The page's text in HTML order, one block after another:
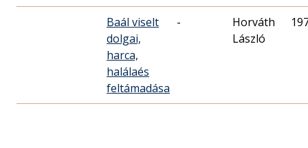
Baál viselt
dolgai,
harca,
halálaés
feltámadása
-
Horváth
László